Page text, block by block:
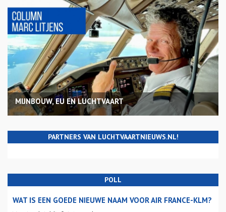
MIJNBOUW, EU EN LUCHTVAART
PARTNERS VAN LUCHTVAARTNIEUWS.NL!
POLL
WAT IS EEN GOEDE NIEUWE NAAM VOOR AIR FRANCE-KLM?